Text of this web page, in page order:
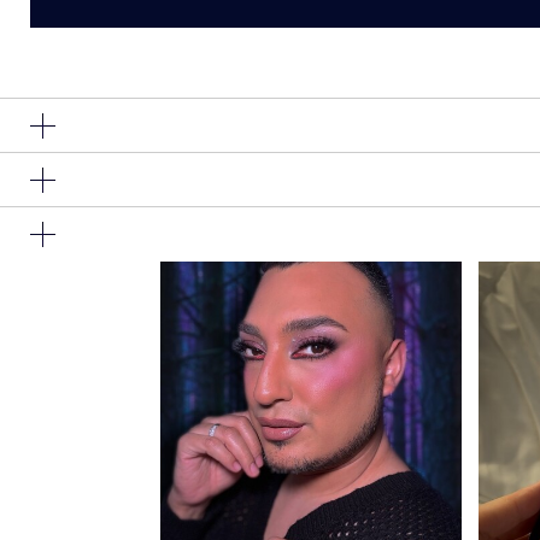
הזו במהירות.
Ingredients: Water\Aqua\Eau, Silica, Stearic Acid,
Copernicia Cerifera (Carnauba) Wax\ Copernicia
Communis (Castor) Seed Oil, Argania Spinosa Kernel
Isostearic Acid, 1,2-Hexanediol,